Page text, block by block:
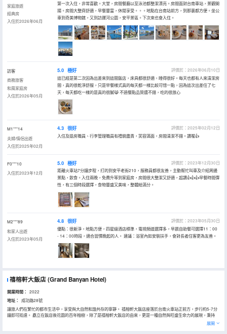
家庭旅遊
經典房
入住於2026年06月
第一次入住，非常喜歡。大堂，房間餐廳以至泳池都整潔漂亮。房間面對台南車站，景觀開
揚。房間大整齊舒適，早餐豐富，休閒享受。。。地點在台南站前方，到那裏都方便。坐公
車到奇美博物館，又到訪運河公園，安平景區。下次來也會入住。
訪客
商務旅客
和風家庭房
入住於2026年05月
5.0 極好
評價於：2026年06月10日
這已經是第二次因為出差來到這間飯店，床具都很舒適，睡得很好。每天也都有人來清潔房
間，真的很乾淨舒服，只是早餐樣式真的每天都一樣比較可惜一點，因為這次出差住了七
天，每天都吃一樣的是真的很膩😹 不過餐點品質還不錯，吃的很放心
M1***14
夫婦/情侶出遊
入住於2025年02月
4.3 很好
評價於：2025年02月12日
入住及退房職員、行李管理職員有禮貌盡責，笑容滿面，房間清潔不錯。讚喔👍
F0***10
入住於2023年12月
5.0 極好
評價於：2023年12月30日
距離火車站7分鐘步程，打的到安平老街210，服務員都很友善，主動幫忙叫車及介紹周邊
景點，飲食。入住兩晚，免費升等到家庭房，房間很大整潔又舒適，超讚👍👍👍早餐時間彈
性，有三個時段選擇，食物豐盛又美味，整體給滿分。
M2***89
和家人出遊
入住於2023年05月
4.8 很好
評價於：2023年05月30日
優點：很新淨，地點方便，四星級酒店標準，電視頻道選擇多，早晨自助餐可選擇11：00
- 14：00時段，適合習慣晚起的人。 建議：浴室內如安裝扶手，會對長者住客更為友善。
禧榕軒大飯店(Grand Banyan Hotel)
開業時間： 2022
地址：
成功路28號
讓旅人們在繁忙的都市生活中，享受與大自然和諧共存的寧靜。 禧榕軒大飯店座落於台南火車站正前方，步行約5-7分
鐘即可抵達。 矗立在飯店後花園的百年榕樹，除了是禧榕軒大飯店的由來，更是一種自然與旺盛生命力的展現，秉持
「體驗、食採、美學」的涵養精神，在這座充滿故事的城市裏，找尋到最自然適切的舒適休憩空間。 停下腳步，才能發
展開